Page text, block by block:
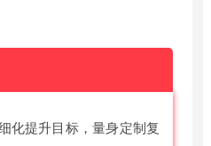
化提升目标，量身定制复